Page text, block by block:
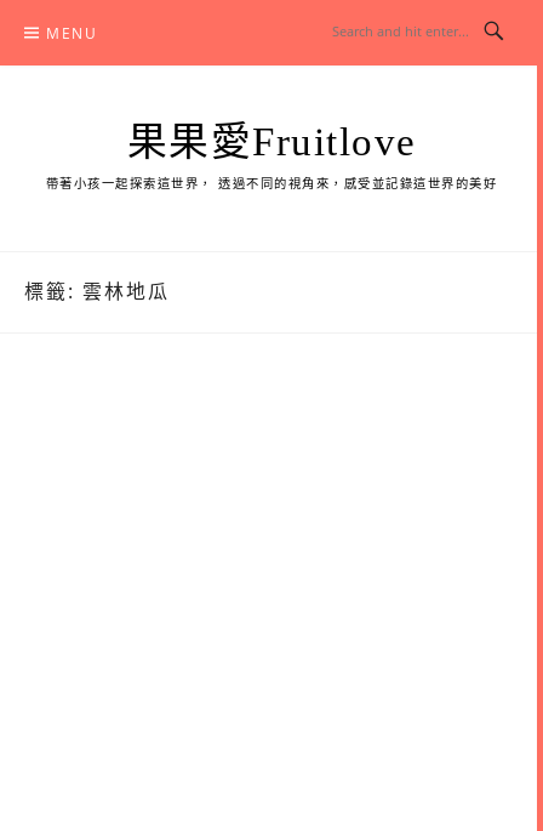
content
MENU
果果愛Fruitlove
帶著小孩一起探索這世界， 透過不同的視角來，感受並記錄這世界的美好
標籤: 雲林地瓜